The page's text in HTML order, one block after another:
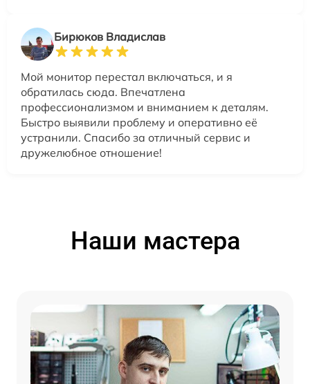
Бирюков Владислав
Мой монитор перестал включаться, и я
обратилась сюда. Впечатлена
профессионализмом и вниманием к деталям.
Быстро выявили проблему и оперативно её
устранили. Спасибо за отличный сервис и
дружелюбное отношение!
Наши мастера